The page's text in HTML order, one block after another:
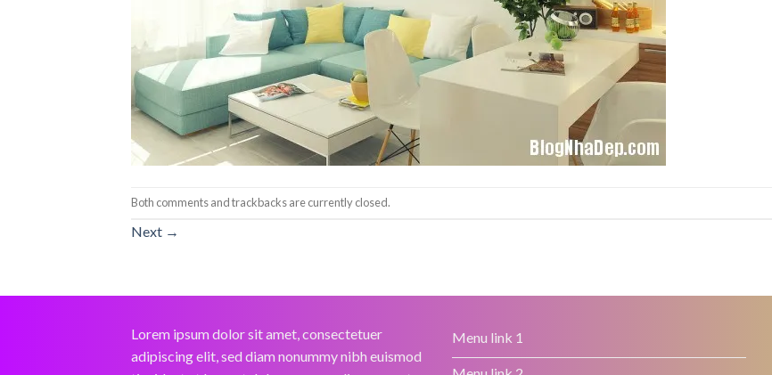
Both comments and trackbacks are currently closed.
Next →
Lorem ipsum dolor sit amet, consectetuer
adipiscing elit, sed diam nonummy nibh euismod
Menu link 1